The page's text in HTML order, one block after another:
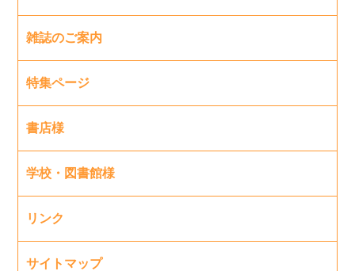
雑誌のご案内
特集ページ
書店様
学校・図書館様
リンク
サイトマップ